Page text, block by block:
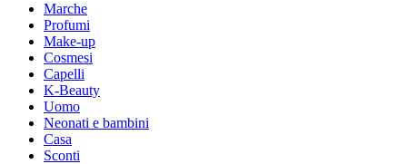
Marche
Profumi
Make-up
Cosmesi
Capelli
K-Beauty
Uomo
Neonati e bambini
Casa
Sconti